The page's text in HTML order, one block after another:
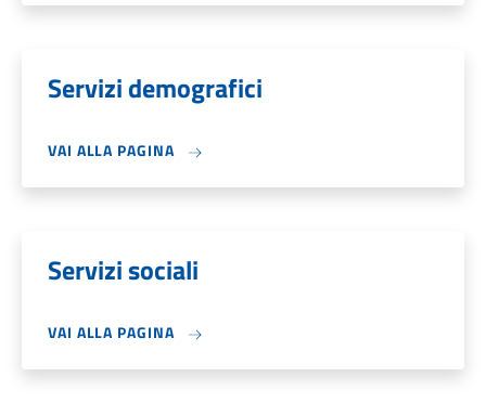
Servizi demografici
VAI ALLA PAGINA
Servizi sociali
VAI ALLA PAGINA